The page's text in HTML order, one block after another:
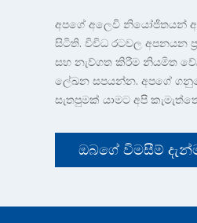
අපගේ අලෙවි නියෝජිතයන්
සිටිති. විවිධ රටවල අපනයන
සහ නැව්ගත කිරීම නියමිත
ලේඛන සපයන්න. අපගේ
සැතපුමක් යාමට අපි
ඔබගේ විමසීම්